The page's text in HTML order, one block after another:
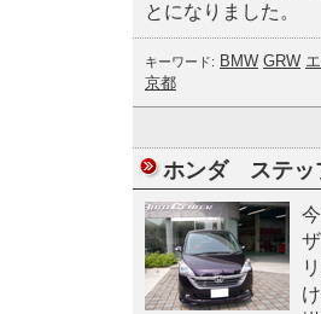
とになりました。
キーワード: BMW GRW
京都
ホンダ ステッ